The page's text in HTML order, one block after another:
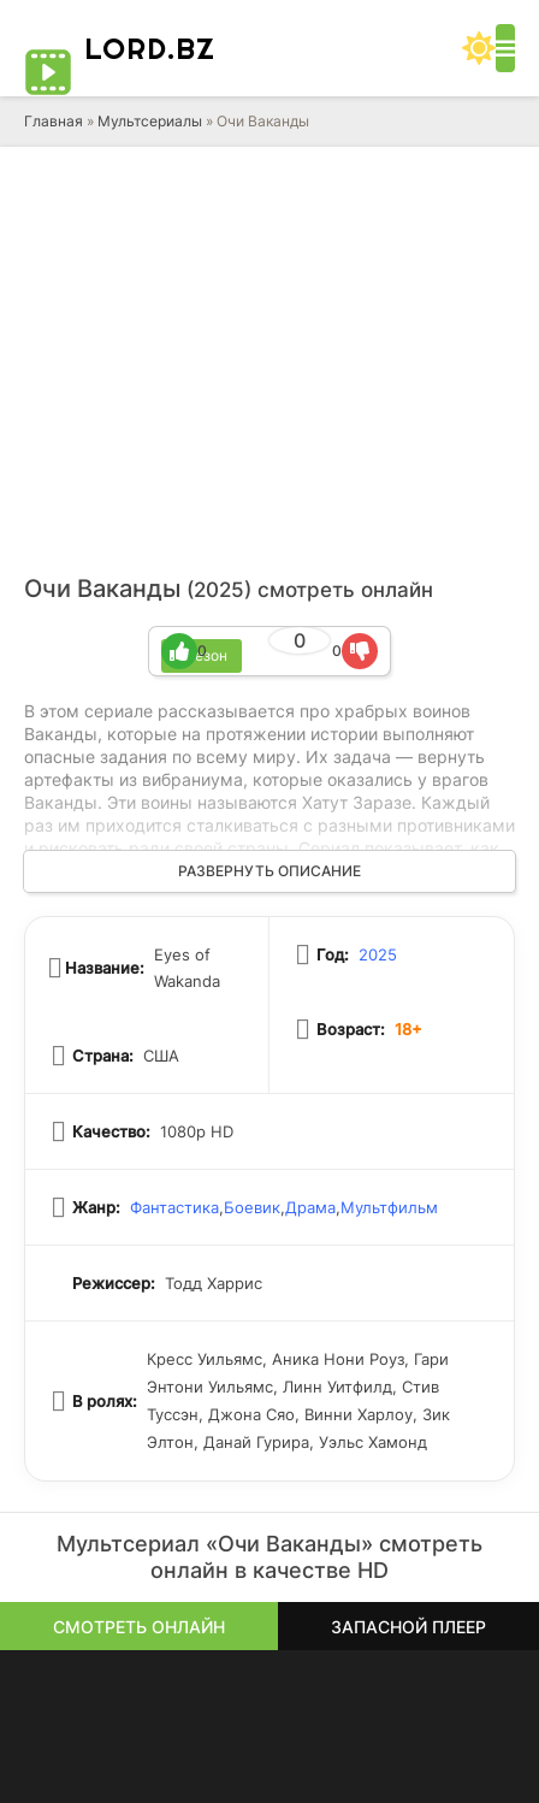
LORD.BZ
Главная » Мультсериалы » Очи Ваканды
Очи Ваканды (2025) смотреть онлайн
1 сезон
0
0 0
В этом сериале рассказывается про храбрых воинов
Ваканды, которые на протяжении истории выполняют
опасные задания по всему миру. Их задача — вернуть
артефакты из вибраниума, которые оказались у врагов
Ваканды. Эти воины называются Хатут Заразе. Каждый
раз им приходится сталкиваться с разными противниками
и рисковать ради своей страны. Сериал показывает, как
они справляются с трудностями, защищают свои секреты
и пытаются сохранить вибраниум для Ваканды. Это
дорого.
РАЗВЕРНУТЬ ОПИСАНИЕ
Название:
Eyes of
Wakanda
Страна: США
Год: 2025
Возраст: 18+
Качество: 1080p HD
Жанр: Фантастика,Боевик,Драма,Мультфильм
Режиссер: Тодд Харрис
В ролях:
Кресс Уильямс, Аника Нони Роуз, Гари
Энтони Уильямс, Линн Уитфилд, Стив
Туссэн, Джона Сяо, Винни Харлоу, Зик
Элтон, Данай Гурира, Уэльс Хамонд
Мультсериал «Очи Ваканды» смотреть
онлайн в качестве HD
СМОТРЕТЬ ОНЛАЙН ЗАПАСНОЙ ПЛЕЕР